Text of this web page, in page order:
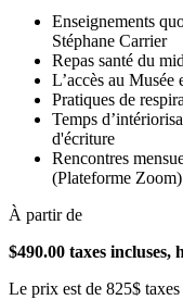
Enseignements
Stéphane Carrier
Repas santé du
L’accès au Musée
Pratiques de
Temps
d'écriture
Rencontres
(Plateforme Zoom)
À partir de
$490.00 taxes incluses,
Le prix est de 825$